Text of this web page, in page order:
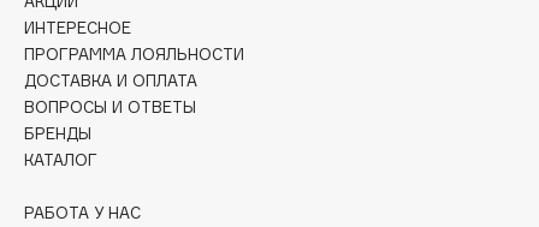
Collagenina
Consly
Corimo
CosRX
Cunzite
ИНТЕРЕСНОЕ
ПРОГРАММА ЛОЯЛЬНОСТИ
ДОСТАВКА И ОПЛАТА
ВОПРОСЫ И ОТВЕТЫ
БРЕНДЫ
КАТАЛОГ
РАБОТА У НАС